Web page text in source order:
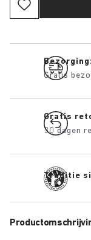
Gratis
Gratis
30 dagen
Traditie